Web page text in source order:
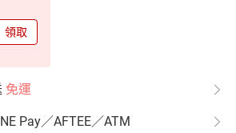
領取
免運
Pay／AFTEE／ATM